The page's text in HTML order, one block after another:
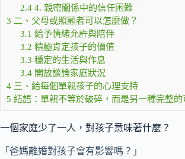
2.44. 親密關係中的信任困難
3 二、父母或照顧者可以怎麼做？
3.1 給予情緒允許與陪伴
3.2 積極肯定孩子的價值
3.3 穩定的生活與作息
3.4開放談論家庭狀況
4 三、給每個單親孩子的心理支持
5 結語：單親不等於破碎，而是另一種完整的
一個家庭少了一人，對孩子意味著什麼？
「爸媽離婚對孩子會有影響嗎？」